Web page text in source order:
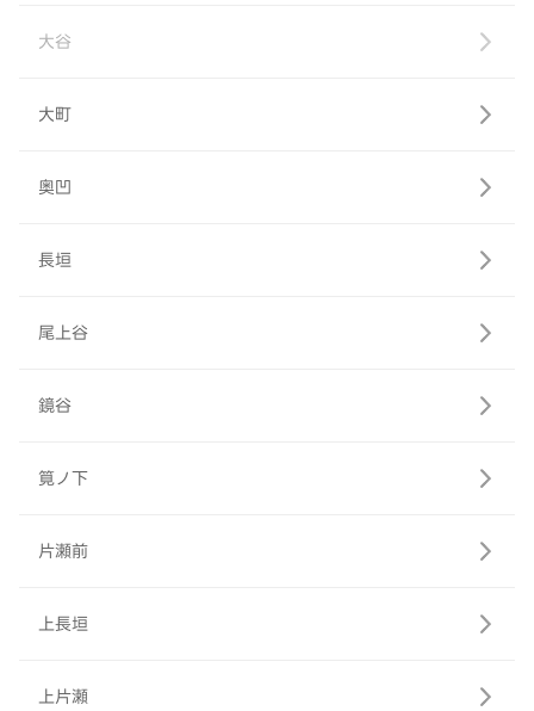
大谷
大町
奥凹
長垣
尾上谷
鏡谷
筧ノ下
片瀬前
上長垣
上片瀬